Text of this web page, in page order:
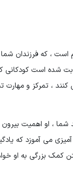
، که فرزندان شما
شده است کودکانی
، تمرکز و مهارت
شما ، او اهمیت بیرون
می آموزد که
کمک بزرگی به او